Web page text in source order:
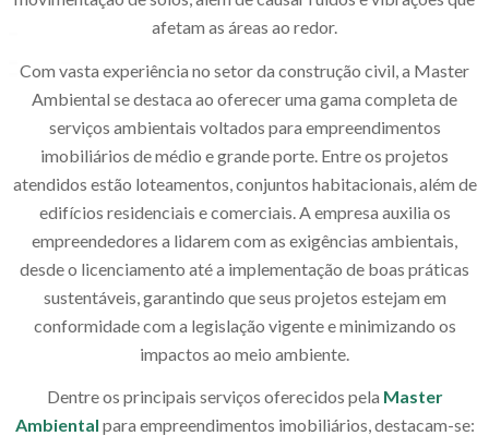
afetam as áreas ao redor.
Com vasta experiência no setor da construção civil, a Master
Ambiental se destaca ao oferecer uma gama completa de
serviços ambientais voltados para empreendimentos
imobiliários de médio e grande porte. Entre os projetos
atendidos estão loteamentos, conjuntos habitacionais, além de
edifícios residenciais e comerciais. A empresa auxilia os
empreendedores a lidarem com as exigências ambientais,
desde o licenciamento até a implementação de boas práticas
sustentáveis, garantindo que seus projetos estejam em
conformidade com a legislação vigente e minimizando os
impactos ao meio ambiente.
Dentre os principais serviços oferecidos pela Master
Ambiental para empreendimentos imobiliários, destacam-se: